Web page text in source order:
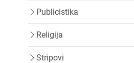
Publicistika
Religija
Stripovi